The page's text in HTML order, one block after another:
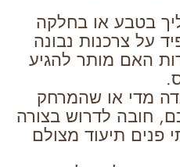
בטבע או בחלקה
על צרכנות נבונה
האם מותר להגיע
מדי או שהמרחק
חובה לדרוש בצורה
תיעוד מצולם